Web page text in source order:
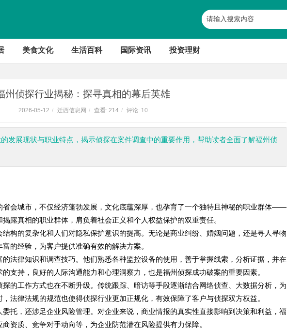
美食文化 生活百科 国际资讯 投资理财
州侦探行业揭秘：探寻真相的幕后英雄
2026-05-12 / 迁西信息网 / 查看: 214 / 评论: 10
发展现状与职业特点，揭示侦探在案件调查中的重要作用，帮助读者全面了解福州侦
省会城市，不仅经济蓬勃发展，文化底蕴深厚，也孕育了一个独特且神秘的职业群体——
露真相的职业群体，肩负着社会正义和个人权益保护的双重责任。
构的复杂化和人们对隐私保护意识的提高。无论是商业纠纷、婚姻问题，还是寻人寻物
的经验，为客户提供准确有效的解决方案。
法律知识和调查技巧。他们熟悉各种监控设备的使用，善于掌握线索，分析证据，并在
支持，良好的人际沟通能力和心理洞察力，也是福州侦探成功破案的重要因素。
的工作方式也在不断升级。传统跟踪、暗访等手段逐渐结合网络侦查、大数据分析，为
法律法规的规范也使得侦探行业更加正规化，有效保障了客户与侦探双方权益。
托，还涉足企业风险管理。对企业来说，商业情报的真实性直接影响到决策和利益，福
资质、竞争对手动向等，为企业防范潜在风险提供有力保障。